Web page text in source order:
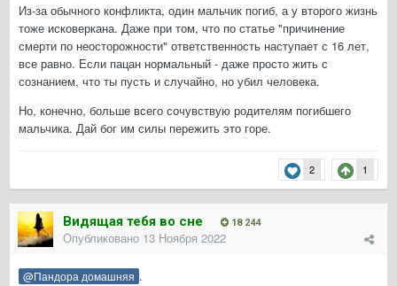
Из-за обычного конфликта, один мальчик погиб, а у второго жизнь
тоже исковеркана. Даже при том, что по статье "причинение
смерти по неосторожности" ответственность наступает с 16 лет,
все равно. Если пацан нормальный - даже просто жить с
сознанием, что ты пусть и случайно, но убил человека.
Но, конечно, больше всего сочувствую родителям погибшего
мальчика. Дай бог им силы пережить это горе.
2 1
Видящая тебя во сне 18 244
Опубликовано 13 Ноября 2022
@Пандора домашняя .